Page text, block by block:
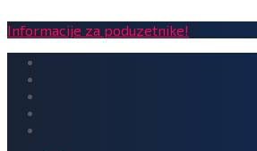
Informacije za poduzetnike!